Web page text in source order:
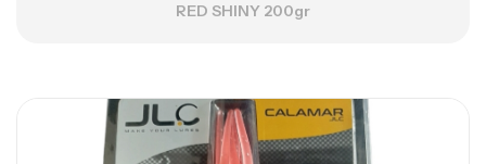
RED SHINY 200gr